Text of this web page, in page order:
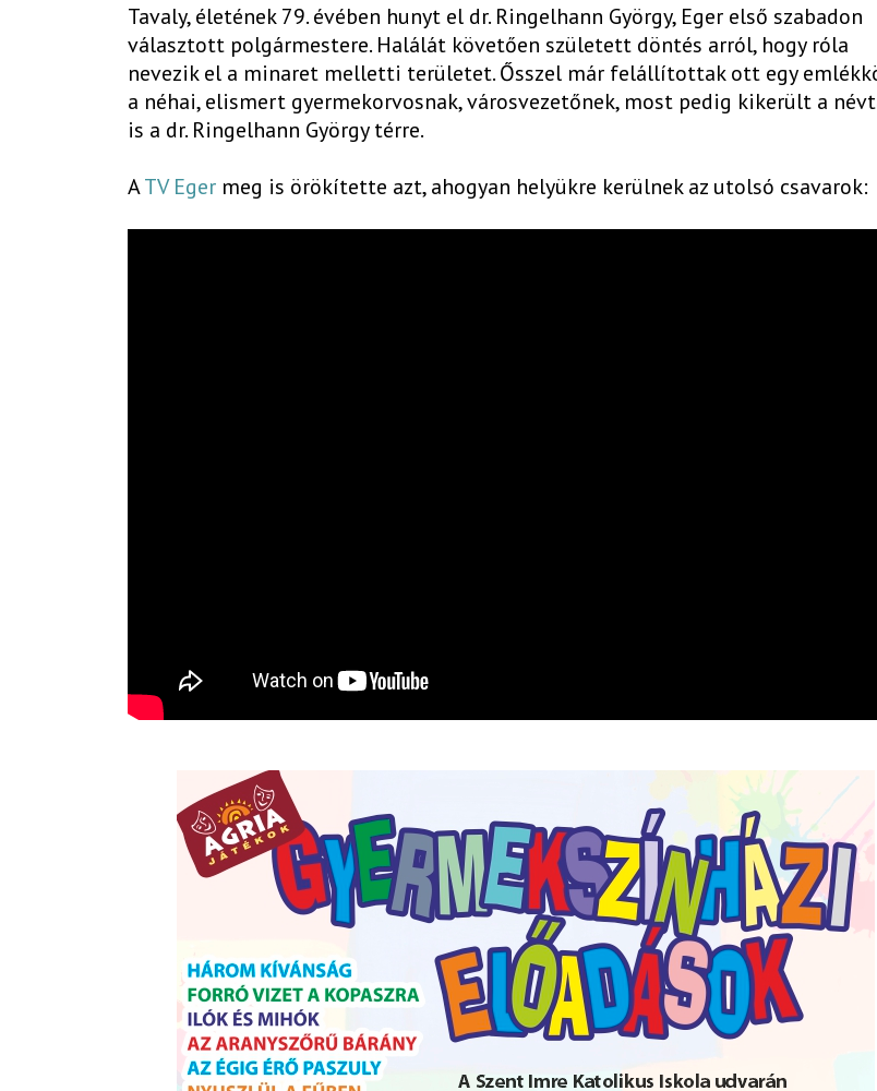
Tavaly, életének 79. évében hunyt el dr. Ringelhann György, Eger első szabadon
választott polgármestere. Halálát követően született döntés arról, hogy róla
nevezik el a minaret melletti területet. Ősszel már felállítottak ott egy
a néhai, elismert gyermekorvosnak, városvezetőnek, most pedig kikerült a
is a dr. Ringelhann György térre.
ATV Eger meg is örökítette azt, ahogyan helyükre kerülnek az utolsó csavarok: